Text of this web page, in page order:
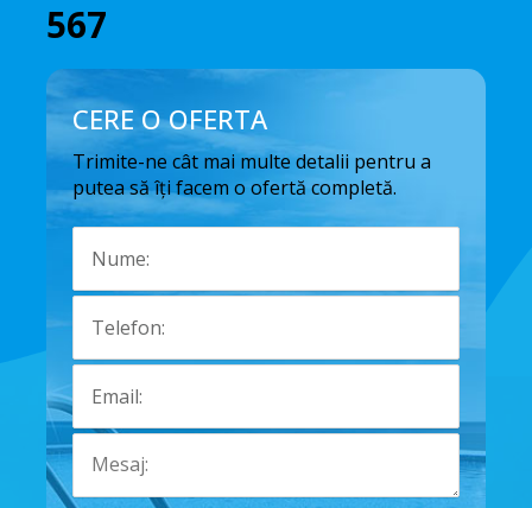
567
CERE O OFERTA
Trimite-ne cât mai multe detalii pentru a
putea să îți facem o ofertă completă.